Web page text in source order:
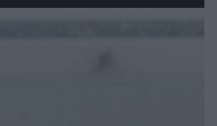
Sposób na